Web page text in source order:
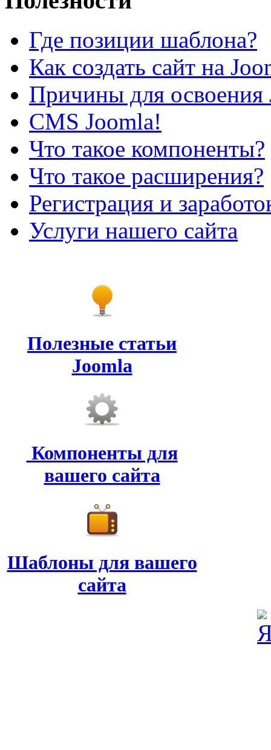
Где позиции шаблона?
Как создать сайт на
Причины для освоения
CMS Joomla!
Что такое компоненты?
Что такое расширения?
Регистрация и
Услуги нашего сайта
Полезные статьи
Joomla
Компоненты для
вашего сайта
Шаблоны для вашего
сайта